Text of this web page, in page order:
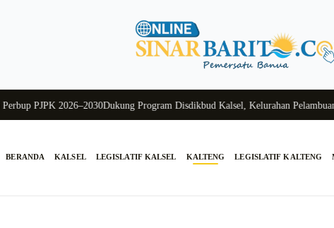
PJPK 2026–2030Dukung Program Disdikbud Kalsel, Kelurahan Pelambuan
BERANDA KALSEL LEGISLATIF KALSEL KALTENG LEGISLATIF KALTENG